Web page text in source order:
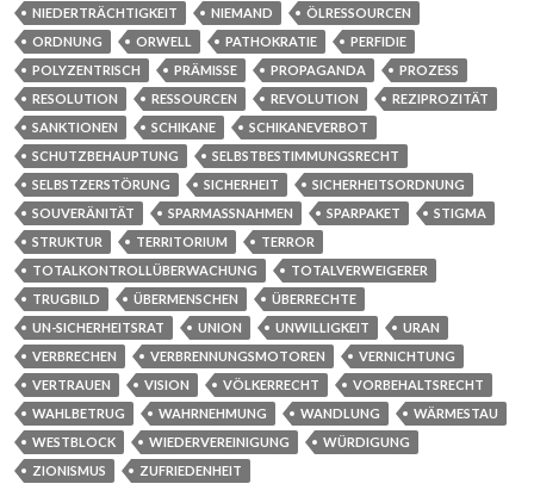
NIEDERTRÄCHTIGKEIT
NIEMAND
ÖLRESSOURCEN
ORDNUNG
ORWELL PATHOKRATIE
PERFIDIE
POLYZENTRISCH
PRÄMISSE PROPAGANDA
PROZESS
RESOLUTION
RESSOURCEN REVOLUTION
REZIPROZITÄT
SANKTIONEN
SCHIKANE
SCHIKANEVERBOT
SCHUTZBEHAUPTUNG
SELBSTBESTIMMUNGSRECHT
SELBSTZERSTÖRUNG
SICHERHEIT
SICHERHEITSORDNUNG
SOUVERÄNITÄT
SPARMASSNAHMEN SPARPAKET
STIGMA
STRUKTUR
TERRITORIUM
TERROR
TOTALKONTROLLÜBERWACHUNG
TOTALVERWEIGERER
TRUGBILD
ÜBERMENSCHEN
ÜBERRECHTE
UN-SICHERHEITSRAT
UNION UNWILLIGKEIT
URAN
VERBRECHEN
VERBRENNUNGSMOTOREN
VERNICHTUNG
VERTRAUEN
VISION VÖLKERRECHT
VORBEHALTSRECHT
WAHLBETRUG
WAHRNEHMUNG WANDLUNG
WÄRMESTAU
WESTBLOCK
WIEDERVEREINIGUNG
WÜRDIGUNG
ZIONISMUS
ZUFRIEDENHEIT